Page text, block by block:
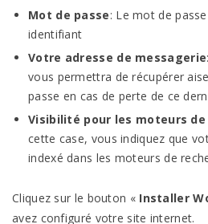
Mot de passe: Le mot de
identifiant
Votre adresse de messagerie
vous permettra de récupérer
passe en cas de perte de ce
Visibilité pour les moteurs de
cette case, vous indiquez que
indexé dans les moteurs de
Cliquez sur le bouton « Installer
avez configuré votre site internet.